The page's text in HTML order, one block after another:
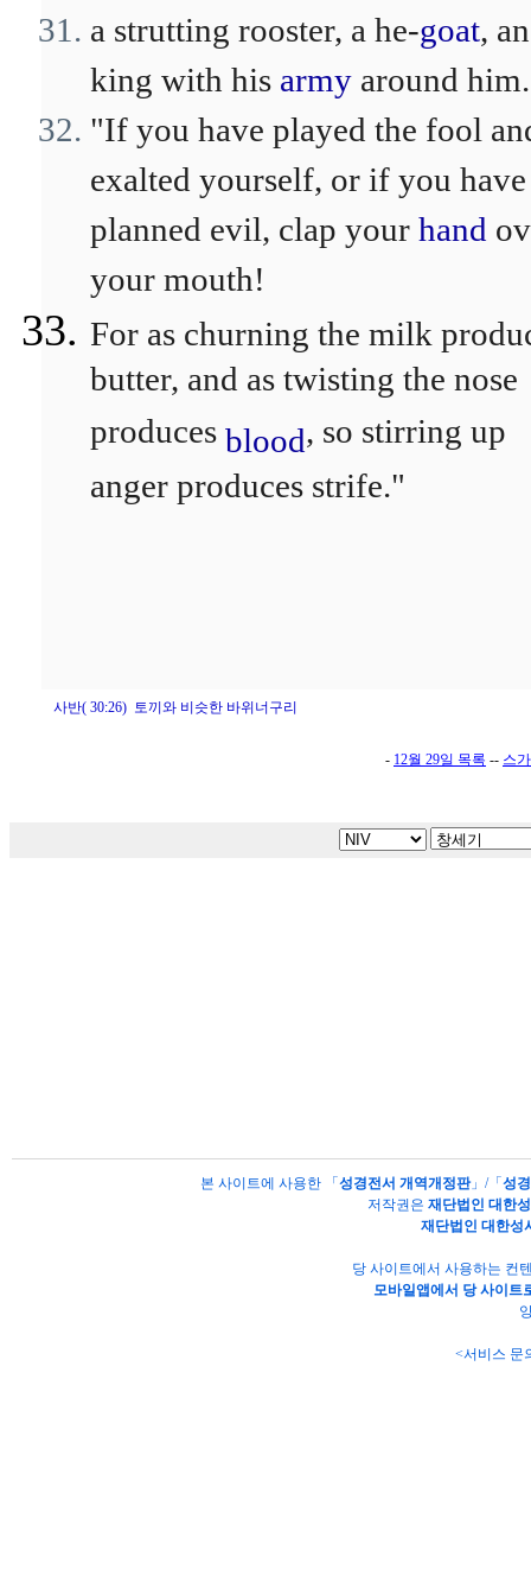
a strutting rooster, a he-goat,
king with his army around him.
"If you have played the fool
exalted yourself, or if you have
planned evil, clap your hand
your mouth!
For as churning the milk
butter, and as twisting the nose
produces blood, so stirring up
anger produces strife."
사반( 30:26) 토끼와 비슷한 바위너구리
- 12월 29일 목록 -- 스
본 사이트에 사용한 「 성경전서 개역개정판」/「 성
저작권은 재단법인 대한
재단법인 대한성
당 사이트에서 사용하는 컨
모바일앱에서 당 사이트
<서비스 문